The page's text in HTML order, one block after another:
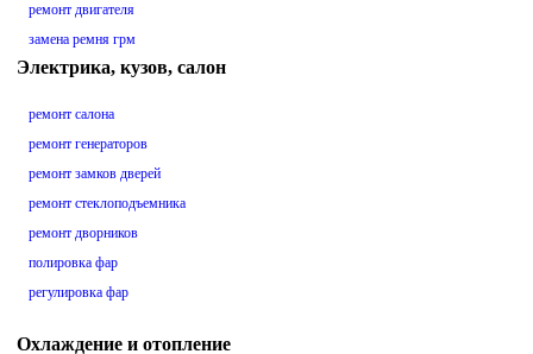
ремонт двигателя
замена ремня грм
Электрика, кузов, салон
ремонт салона
ремонт генераторов
ремонт замков дверей
ремонт стеклоподъемника
ремонт дворников
полировка фар
регулировка фар
Охлаждение и отопление